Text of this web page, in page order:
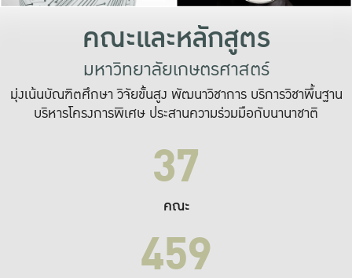
คณะและหลักสูตร
มหาวิทยาลัยเกษตรศาสตร์
มุ่งเน้นบัณฑิตศึกษา วิจัยขั้นสูง พัฒนาวิชาการ บริการวิชาพื้นฐาน
บริหารโครงการพิเศษ ประสานความร่วมมือกับนานาชาติ
37
คณะ
459